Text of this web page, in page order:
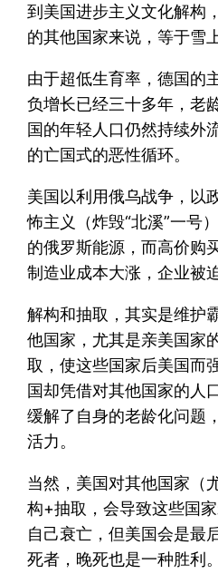
到美国进步主义文化解构
的其他国家来说，等于雪
由于超低生育率，德国的
负增长已经三十多年，老
国的年轻人口仍然持续外
的亡国式的恶性循环。
美国以利用俄乌战争，以
怖主义（炸毁“北溪”一号
的俄罗斯能源，而高价购
制造业成本大涨，企业被
解构和抽取，其实是维护
他国家，尤其是亲美国家
取，使这些国家后美国而
国却凭借对其他国家的人
缓解了自身的老龄化问题
活力。
当然，美国对其他国家（
构+抽取，会导致这些国
自己衰亡，但美国会是最
死者，晚死也是一种胜利。